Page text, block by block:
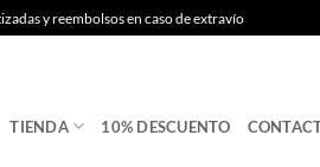
y reembolsos en caso de extravío
TIENDA 10% DESCUENTO